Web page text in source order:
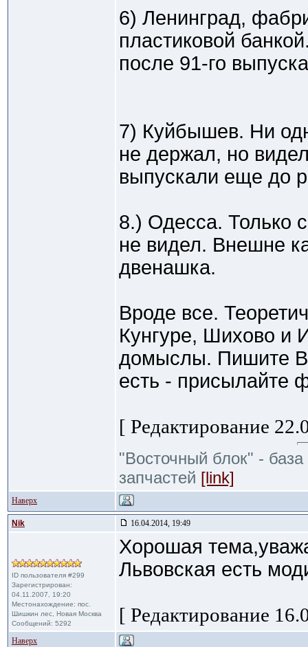
6) Ленинград,
пластиковой
после 91-го
7) Куйбышев. Ни
не держал, но
выпускали еще до
8.) Одесса. Только
не видел. Внешне
двенашка.
Вроде все.
Кунгуре, Шихово и
домыслы. Пишите
есть - присылайте
[ Редактирование
"Восточный блок" -
запчастей [link]
Наверх
Nik 16.04.2014, 19:49
ID пользователя #299
Зарегистрирован:
04.11.2007, 19:20
Местонахождение: пос.
Шишкин лес, Новая Москва
Сообщений: 5292
Хорошая
Львовская есть
[ Редактирование
Наверх